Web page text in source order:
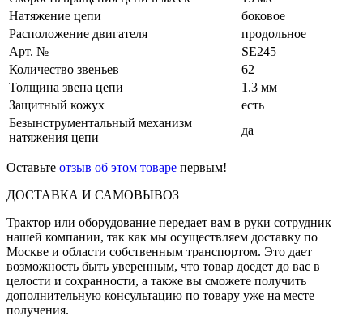
Натяжение цепи
боковое
Расположение двигателя
продольное
Арт. №
SE245
Количество звеньев
62
Толщина звена цепи
1.3 мм
Защитный кожух
есть
Безынструментальный механизм
натяжения цепи
да
Оставьте отзыв об этом товаре первым!
ДОСТАВКА И САМОВЫВОЗ
Трактор или оборудование передает вам в руки сотрудник
нашей компании, так как мы осуществляем доставку по
Москве и области собственным транспортом. Это дает
возможность быть уверенным, что товар доедет до вас в
целости и сохранности, а также вы сможете получить
дополнительную консультацию по товару уже на месте
получения.